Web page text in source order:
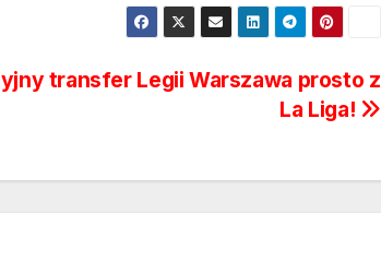
transfer Legii Warszawa prosto z
La Liga!